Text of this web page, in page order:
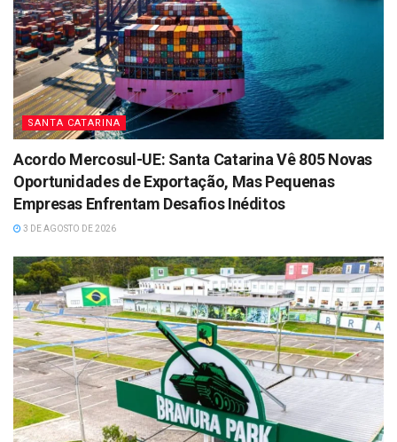
SANTA CATARINA
Acordo Mercosul-UE: Santa Catarina Vê 805 Novas
Oportunidades de Exportação, Mas Pequenas
Empresas Enfrentam Desafios Inéditos
3 DE AGOSTO DE 2026